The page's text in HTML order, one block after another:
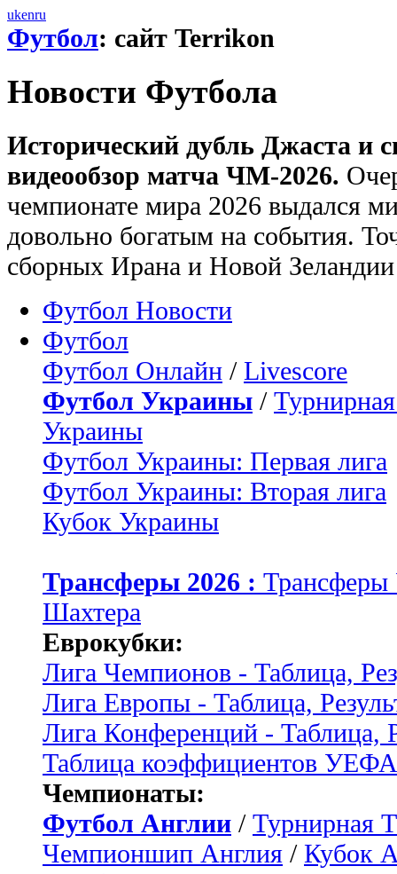
ukenru
Футбол: сайт Terrikon
Новости Футбола
Исторический дубль Джаста и
видеообзор матча ЧМ-2026.
чемпионате мира 2026 выдался
довольно богатым на события.
сборных Ирана и Новой
Футбол Новости
Футбол
Футбол Онлайн / Livescore
Футбол Украины /
Украины
Футбол Украины: Первая лига
Футбол Украины: Вторая лига
Кубок Украины
Трансферы 2026 :
Шахтера
Еврокубки:
Лига Чемпионов - Таблица,
Лига Европы - Таблица,
Лига Конференций - Таблица,
Таблица коэффициентов УЕФА
Чемпионаты:
Футбол Англии / Турнирная
Чемпионшип Англия / Кубок